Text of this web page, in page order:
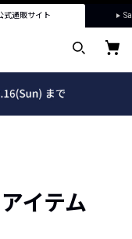
式通販サイト
イテム